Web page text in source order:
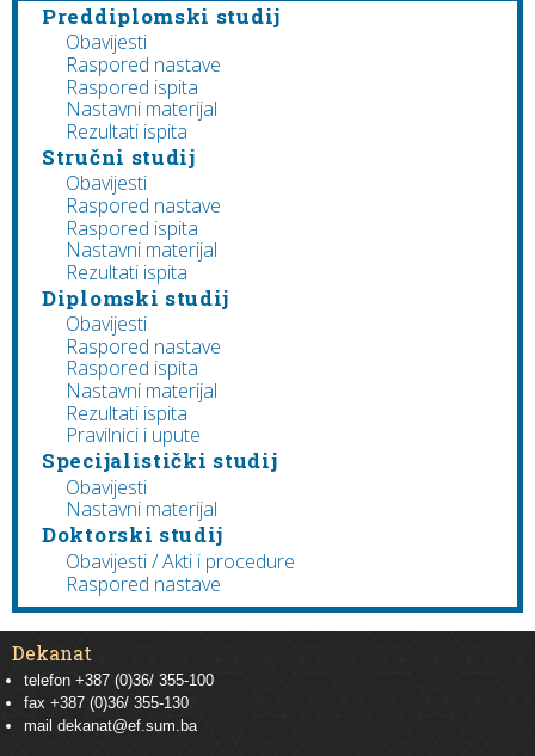
Preddiplomski studij
Obavijesti
Raspored nastave
Raspored ispita
Nastavni materijal
Rezultati ispita
Stručni studij
Obavijesti
Raspored nastave
Raspored ispita
Nastavni materijal
Rezultati ispita
Diplomski studij
Obavijesti
Raspored nastave
Raspored ispita
Nastavni materijal
Rezultati ispita
Pravilnici i upute
Specijalistički studij
Obavijesti
Nastavni materijal
Doktorski studij
Obavijesti / Akti i procedure
Raspored nastave
Dekanat
telefon +387 (0)36/ 355-100
fax +387 (0)36/ 355-130
mail dekanat@ef.sum.ba